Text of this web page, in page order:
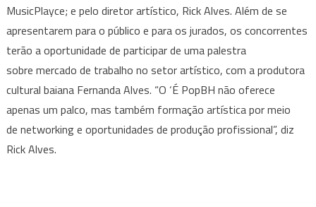
MusicPlayce; e pelo diretor artístico, Rick Alves. Além de se
apresentarem para o público e para os jurados, os concorrentes
terão a oportunidade de participar de uma palestra
sobre mercado de trabalho no setor artístico, com a produtora
cultural baiana Fernanda Alves. “O ‘É PopBH não oferece
apenas um palco, mas também formação artística por meio
de networking e oportunidades de produção profissional”, diz
Rick Alves.